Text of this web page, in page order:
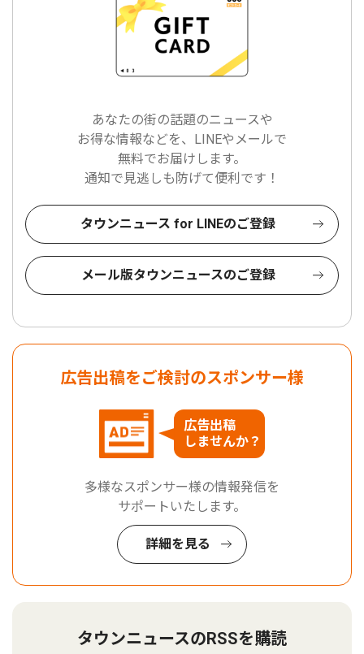
あなたの街の話題のニュースや
お得な情報などを、LINEやメールで
無料でお届けします。
通知で見逃しも防げて便利です！
タウンニュース for LINEのご登録
メール版タウンニュースのご登録
広告出稿をご検討のスポンサー様
広告出稿
しませんか？
多様なスポンサー様の情報発信を
サポートいたします。
詳細を見る
タウンニュースのRSSを購読